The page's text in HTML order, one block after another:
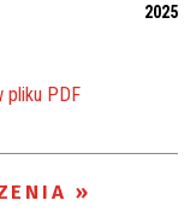
2025 r.
pliku PDF